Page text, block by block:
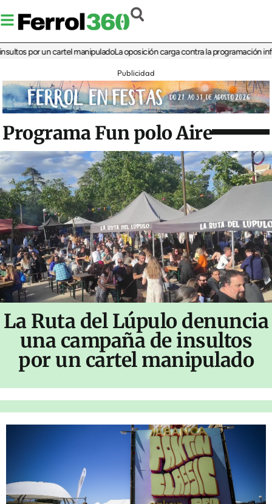
por un cartel manipuladoLa oposición carga contra la programación infantil
Publicidad
Programa Fun polo Aire
La Ruta del Lúpulo denuncia
una campaña de insultos
por un cartel manipulado